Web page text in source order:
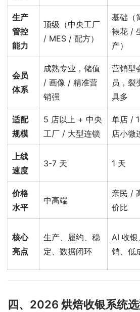
生产
管控
能力
顶级（中央工厂
/ MES / 配方）
基础（
裱花 /
产）
会员
体系
成熟专业，储值
/ 画像 / 精准营
销强
营销型
员，裂
具多
适配
规模
5 店以上 + 中央
工厂 / 大型连锁
单店 /
店小微
上线
速度
3-7 天 1 天
价格
水平
中高端
亲民 /
价比
核心
亮点
生产、履约、稳
定、数据闭环
AI 收
销、低
四、2026 烘焙收银系统